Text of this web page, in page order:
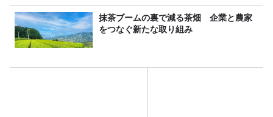
抹茶ブームの裏で減る茶畑 企業と農家
をつなぐ新たな取り組み